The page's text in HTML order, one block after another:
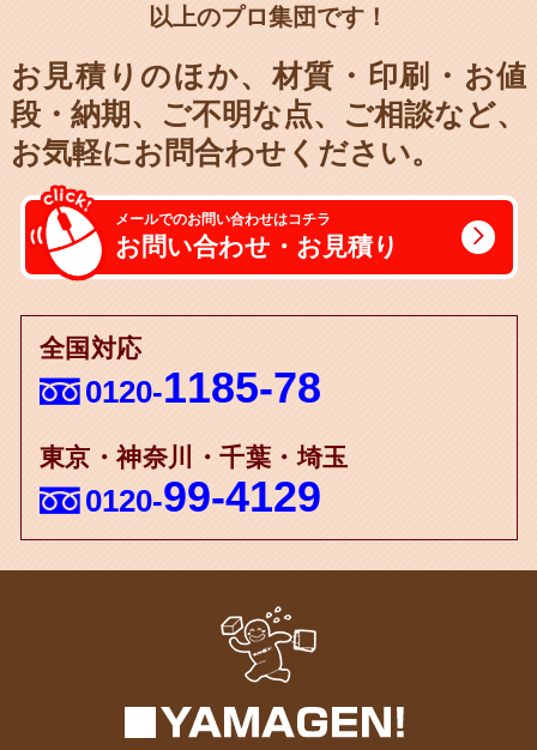
以上のプロ集団です！
お見積りのほか、材質・印刷・お値
段・納期、
ご不明な点、ご相談など、
お気軽にお問合わせください。
メールでのお問い合わせはコチラ
お問い合わせ・お見積り
全国対応
0120-1185-78
東京・神奈川・千葉・埼玉
0120-99-4129